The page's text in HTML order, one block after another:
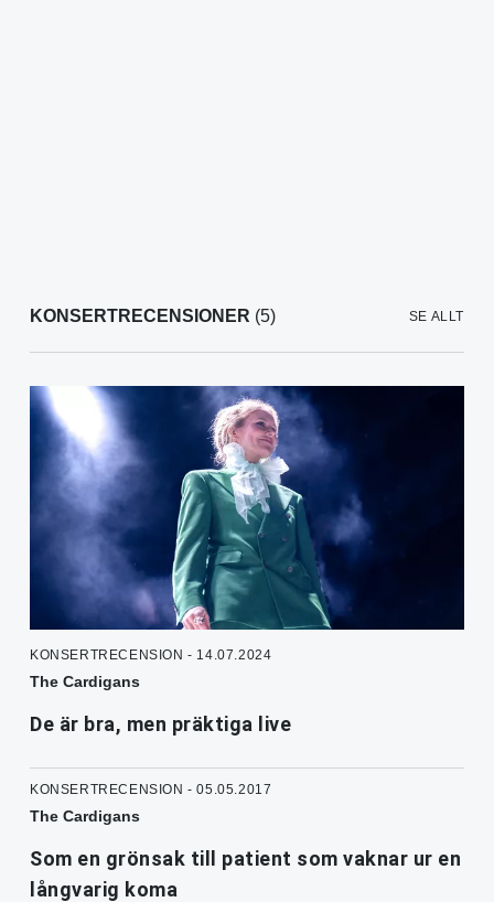
KONSERTRECENSIONER (5) SE ALLT
KONSERTRECENSION - 14.07.2024
The Cardigans
De är bra, men präktiga live
KONSERTRECENSION - 05.05.2017
The Cardigans
Som en grönsak till patient som vaknar ur en
långvarig koma